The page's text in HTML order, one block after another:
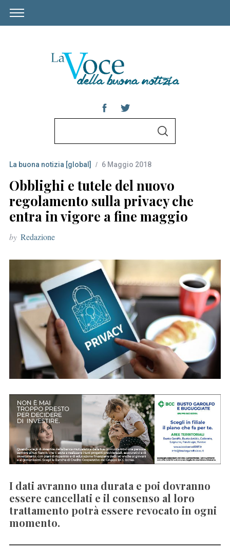
r
c
h
f
o
r
S
La buona notizia [global] 6 Maggio 2018
Obblighi e tutele del nuovo
regolamento sulla privacy che
entra in vigore a fine maggio
by Redazione
I dati avranno una durata e poi dovranno
essere cancellati e il consenso al loro
trattamento potrà essere revocato in ogni
momento.